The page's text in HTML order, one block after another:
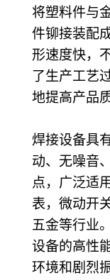
将塑料件与
件铆接装配
形速度快，
了生产工艺
地提高产品
焊接设备具
动、无噪音
点，广泛适
表，微动开
五金等行业
设备的高性
环境和剧烈